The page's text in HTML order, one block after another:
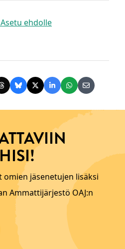
ehdolle
Jaa Threadsissa
Jaa Blueskyssä
Jaa Twitterissä
Jaa LinkedInissä
Jaa Jaa
omien jäsenetujen lisäksi
Ammattijärjestö OAJ:n